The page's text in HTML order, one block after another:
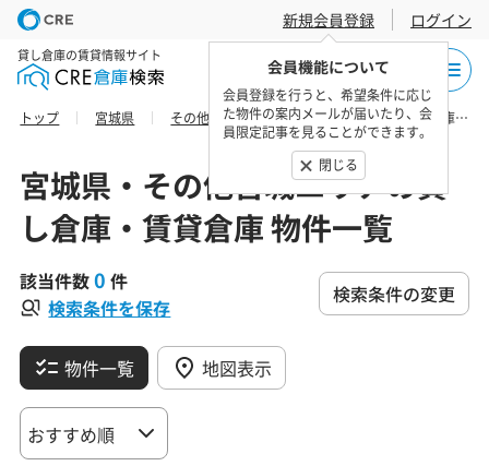
新規会員登録
会員機能について
会員登録を行うと、希望条件に応じ
た物件の案内メールが届いたり、会
員限定記事を見ることができます。
閉じる
ログイン
貸し倉庫の賃貸情報サイト
トップ 宮城県 その他宮城エリア 柴田郡川崎町の貸し倉庫・賃貸倉庫 物件一覧
宮城県・その他宮城エリアの貸
し倉庫・賃貸倉庫 物件一覧
該当件数0 件
検索条件を保存
検索条件の変更
物件一覧 地図表示